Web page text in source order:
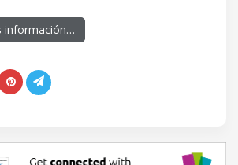
información…